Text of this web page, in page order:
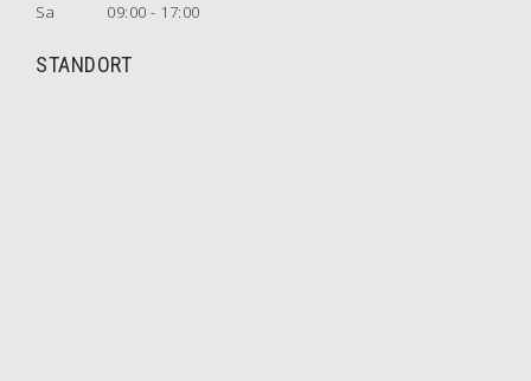
Sa
09:00 - 17:00
STANDORT